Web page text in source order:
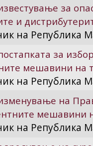
за
и
на Република
за
мешавини на
на Република
на
мешавини
на Република